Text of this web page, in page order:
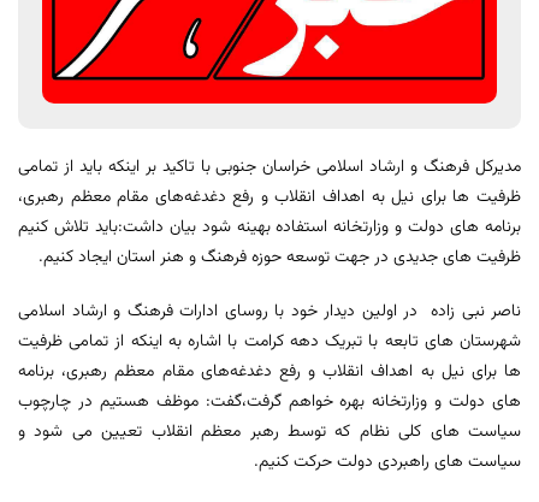
مدیرکل فرهنگ و ارشاد اسلامی خراسان جنوبی با تاکید بر اینکه باید از تمامی
ظرفیت ها برای نیل به اهداف انقلاب و رفع دغدغه‌های مقام معظم رهبری،
برنامه های دولت و وزارتخانه استفاده بهینه شود بیان داشت:باید تلاش کنیم
ظرفیت های جدیدی در جهت توسعه حوزه فرهنگ و هنر استان ایجاد کنیم.
ناصر نبی زاده در اولین دیدار خود با روسای ادارات فرهنگ و ارشاد اسلامی
شهرستان های تابعه با تبریک دهه کرامت با اشاره به اینکه از تمامی ظرفیت
ها برای نیل به اهداف انقلاب و رفع دغدغه‌های مقام معظم رهبری، برنامه
های دولت و وزارتخانه بهره خواهم گرفت،گفت: موظف هستیم در چارچوب
سیاست های کلی نظام که توسط رهبر معظم انقلاب تعیین می شود و
سیاست های راهبردی دولت حرکت کنیم.